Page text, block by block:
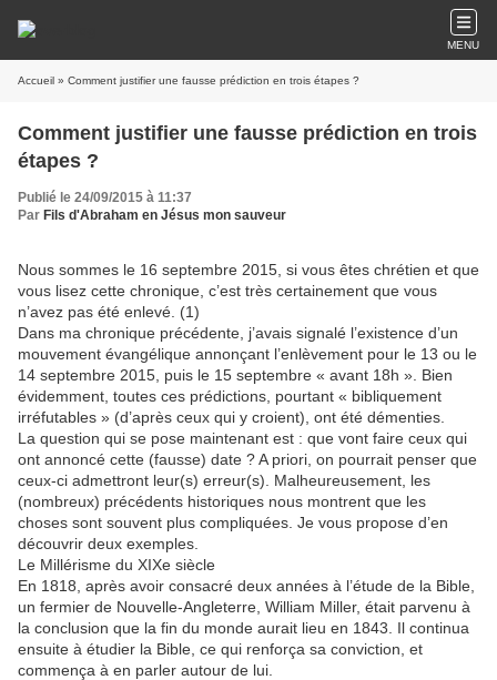
MENU
Accueil » Comment justifier une fausse prédiction en trois étapes ?
Comment justifier une fausse prédiction en trois
étapes ?
Publié le 24/09/2015 à 11:37
Par Fils d'Abraham en Jésus mon sauveur
Nous sommes le 16 septembre 2015, si vous êtes chrétien et que
vous lisez cette chronique, c’est très certainement que vous
n’avez pas été enlevé. (1)
Dans ma chronique précédente, j’avais signalé l’existence d’un
mouvement évangélique annonçant l’enlèvement pour le 13 ou le
14 septembre 2015, puis le 15 septembre « avant 18h ». Bien
évidemment, toutes ces prédictions, pourtant « bibliquement
irréfutables » (d’après ceux qui y croient), ont été démenties.
La question qui se pose maintenant est : que vont faire ceux qui
ont annoncé cette (fausse) date ? A priori, on pourrait penser que
ceux-ci admettront leur(s) erreur(s). Malheureusement, les
(nombreux) précédents historiques nous montrent que les
choses sont souvent plus compliquées. Je vous propose d’en
découvrir deux exemples.
Le Millérisme du XIXe siècle
En 1818, après avoir consacré deux années à l’étude de la Bible,
un fermier de Nouvelle-Angleterre, William Miller, était parvenu à
la conclusion que la fin du monde aurait lieu en 1843. Il continua
ensuite à étudier la Bible, ce qui renforça sa conviction, et
commença à en parler autour de lui.